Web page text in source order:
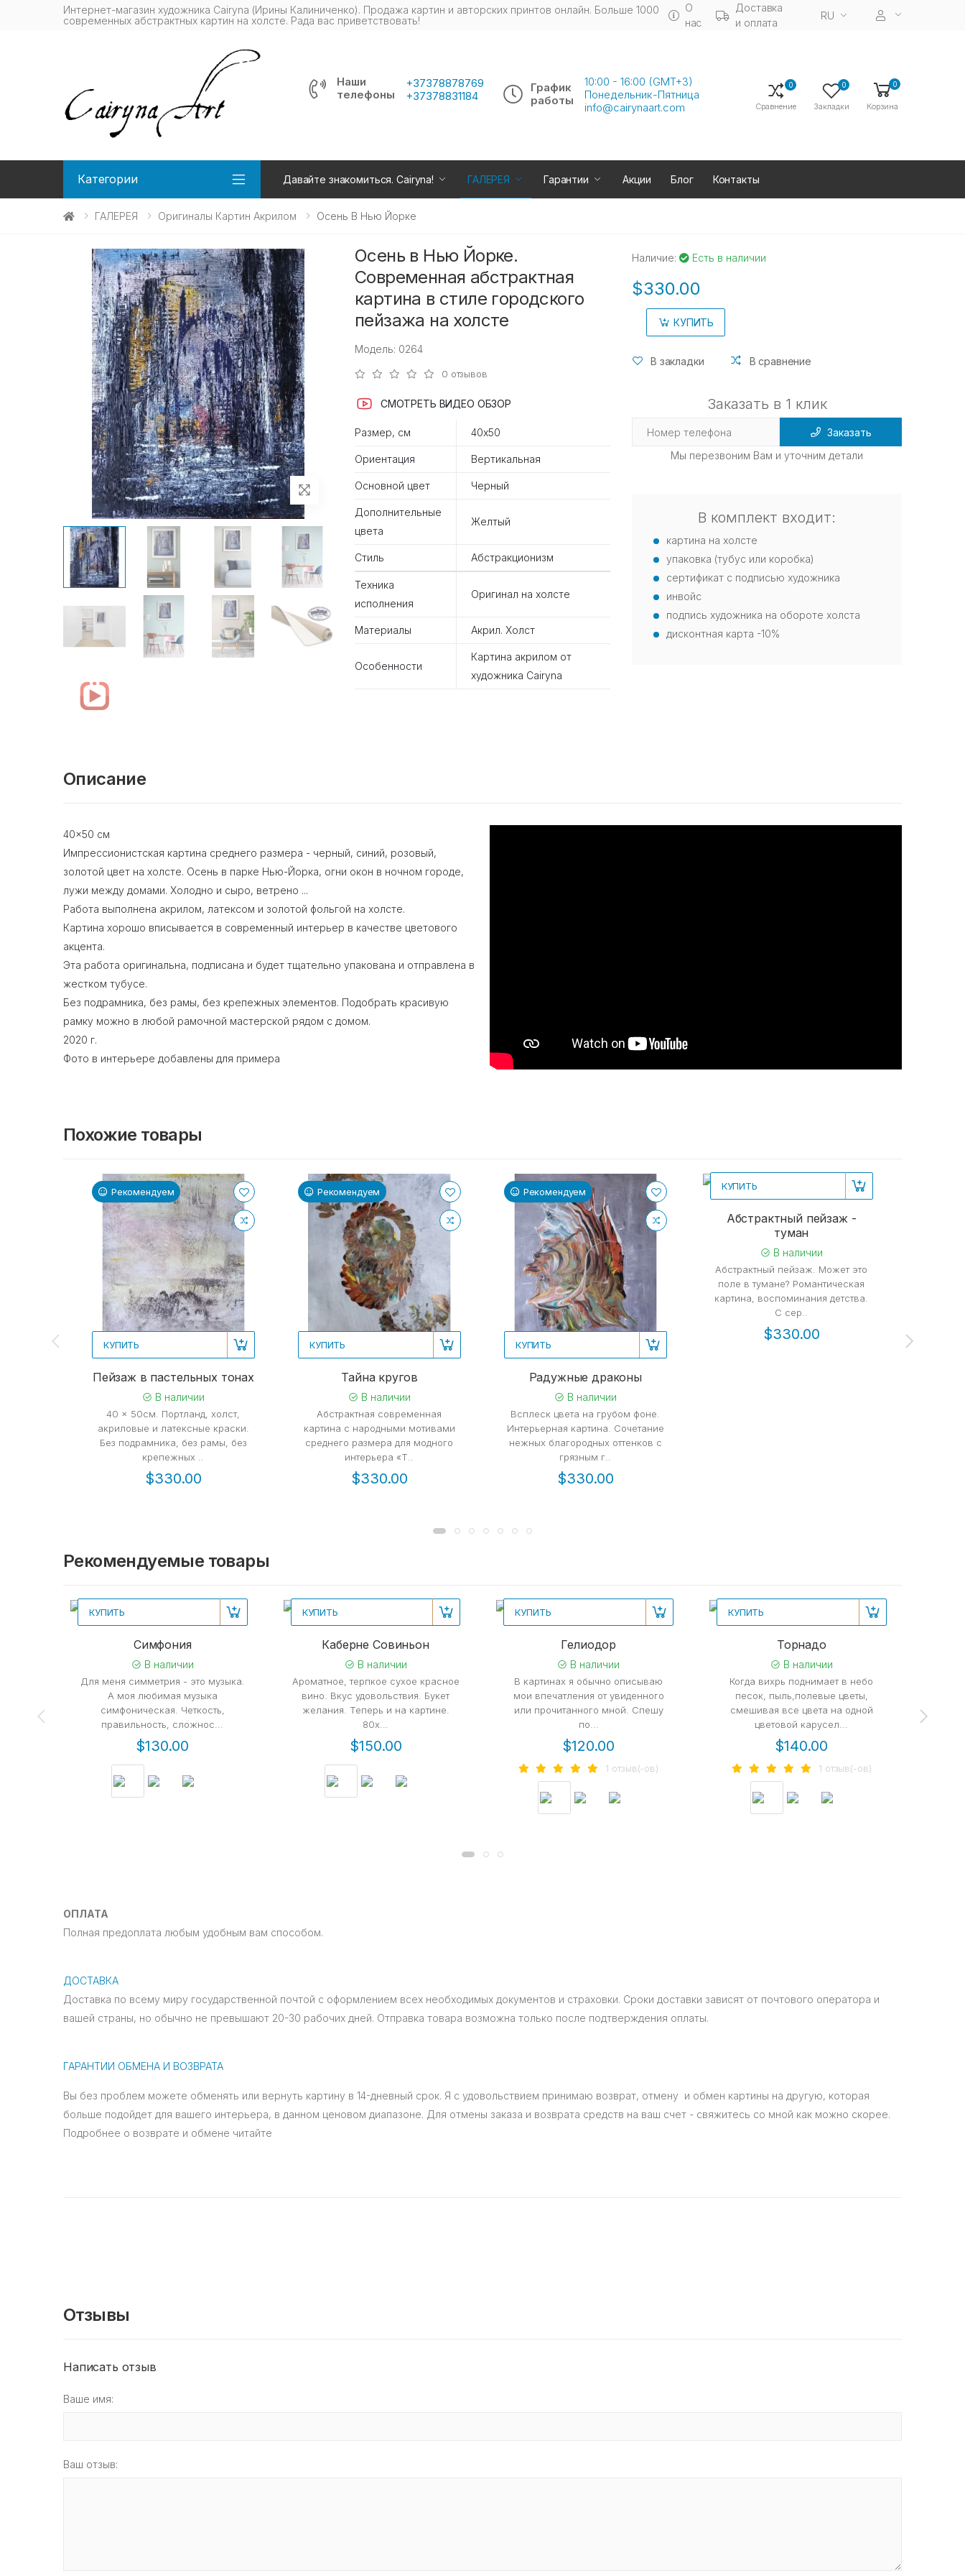
Интернет-магазин художника Cairyna (Ирины Калиниченко). Продажа картин и авторских принтов онлайн. Больше 1000
современных абстрактных картин на холсте. Рада вас приветствовать!
О
нас
Доставка
и оплата
RU
Наши
телефоны
+37378878769
+37378831184
График
работы
10:00 - 16:00 (GMT+3)
Понедельник-Пятница
info@cairynaart.com
0
Сравнение
0
Закладки
0
Корзина
Категории Давайте знакомиться. Cairyna! ГАЛЕРЕЯ Гарантии Акции Блог Контакты
ГАЛЕРЕЯ Оригиналы Картин Акрилом Осень В Нью Йорке
Осень в Нью Йорке.
Современная абстрактная
картина в стиле городского
пейзажа на холсте
Модель: 0264
0 отзывов
СМОТРЕТЬ ВИДЕО ОБЗОР
Размер, см 40х50
Ориентация Вертикальная
Основной цвет Черный
Дополнительные
цвета
Желтый
Стиль Абстракционизм
Техника
исполнения
Оригинал на холсте
Материалы Акрил. Холст
Особенности
Картина акрилом от
художника Cairyna
Наличие: Есть в наличии
$330.00
КУПИТЬ
В закладки В сравнение
Заказать в 1 клик
Заказать
Мы перезвоним Вам и уточним детали
В комплект входит:
картина на холсте
упаковка (тубус или коробка)
сертификат с подписью художника
инвойс
подпись художника на обороте холста
дисконтная карта -10%
Описание
40x50 см
Импрессионистская картина среднего размера - черный, синий, розовый,
золотой цвет на холсте. Осень в парке Нью-Йорка, огни окон в ночном городе,
лужи между домами. Холодно и сыро, ветрено ...
Работа выполнена акрилом, латексом и золотой фольгой на холсте.
Картина хорошо вписывается в современный интерьер в качестве цветового
акцента.
Эта работа оригинальна, подписана и будет тщательно упакована и отправлена ​​в
жестком тубусе.
Без подрамника, без рамы, без крепежных элементов. Подобрать красивую
рамку можно в любой рамочной мастерской рядом с домом.
2020 г.
Фото в интерьере добавлены для примера
Похожие товары
Рекомендуем
КУПИТЬ
Пейзаж в пастельных тонах
В наличии
40 x 50см. Портланд, холст,
акриловые и латексные краски.
Без подрамника, без рамы, без
крепежных ..
$330.00
Рекомендуем
КУПИТЬ
Тайна кругов
В наличии
Абстрактная современная
картина с народными мотивами
среднего размера для модного
интерьера «Т..
$330.00
Рекомендуем
КУПИТЬ
Радужные драконы
В наличии
Всплеск цвета на грубом фоне.
Интерьерная картина. Сочетание
нежных благородных оттенков с
грязным г..
$330.00
Рекомендуем
КУПИТЬ
Абстрактный пейзаж -
туман
В наличии
Абстрактный пейзаж. Может это
поле в тумане? Романтическая
картина, воспоминания детства.
С сер..
$330.00
Рекомендуемые товары
Рекомендуем
КУПИТЬ
Симфония
В наличии
Для меня симметрия - это музыка.
А моя любимая музыка
симфоническая. Четкость,
правильность, сложнос...
$130.00
Рекомендуем
КУПИТЬ
Каберне Совиньон
В наличии
Ароматное, терпкое сухое красное
вино. Вкус удовольствия. Букет
желания. Теперь и на картине.
80x...
$150.00
Рекомендуем
КУПИТЬ
Гелиодор
В наличии
В картинах я обычно описываю
мои впечатления от увиденного
или прочитанного мной. Спешу
по...
$120.00
1 отзыв(-ов)
Рекомендуем
КУПИТЬ
Торнадо
В наличии
Когда вихрь поднимает в небо
песок, пыль,полевые цветы,
смешивая все цвета на одной
цветовой карусел...
$140.00
1 отзыв(-ов)
ОПЛАТА
Полная предоплата любым удобным вам способом.
ДОСТАВКА
Доставка по всему миру государственной почтой с оформлением всех необходимых документов и страховки. Сроки доставки зависят от почтового оператора и
вашей страны, но обычно не превышают 20-30 рабочих дней. Отправка товара возможна только после подтверждения оплаты.
ГАРАНТИИ ОБМЕНА И ВОЗВРАТА
Вы без проблем можете обменять или вернуть картину в 14-дневный срок. Я с удовольствием принимаю возврат, отмену и обмен картины на другую, которая
больше подойдет для вашего интерьера, в данном ценовом диапазоне. Для отмены заказа и возврата средств на ваш счет - свяжитесь со мной как можно скорее.
Подробнее о возврате и обмене читайте
Отзывы
Написать отзыв
Ваше имя:
Ваш отзыв: